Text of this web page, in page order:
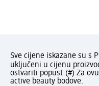
Sve cijene iskazane su s
uključeni u cijenu
ostvariti popust.(#) Za
active beauty bodove.